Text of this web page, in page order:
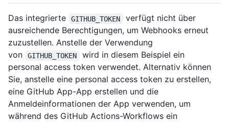
Das integrierte GITHUB_TOKEN
verfügt nicht über
ausreichende Berechtigungen, um Webhooks erneut
zuzustellen. Anstelle der Verwendung
von
GITHUB_TOKEN
wird in diesem Beispiel ein
personal access token verwendet. Alternativ können
Sie, anstelle eine personal access token zu erstellen,
eine GitHub App-App erstellen und die
Anmeldeinformationen der App verwenden, um
während des GitHub Actions-Workflows ein